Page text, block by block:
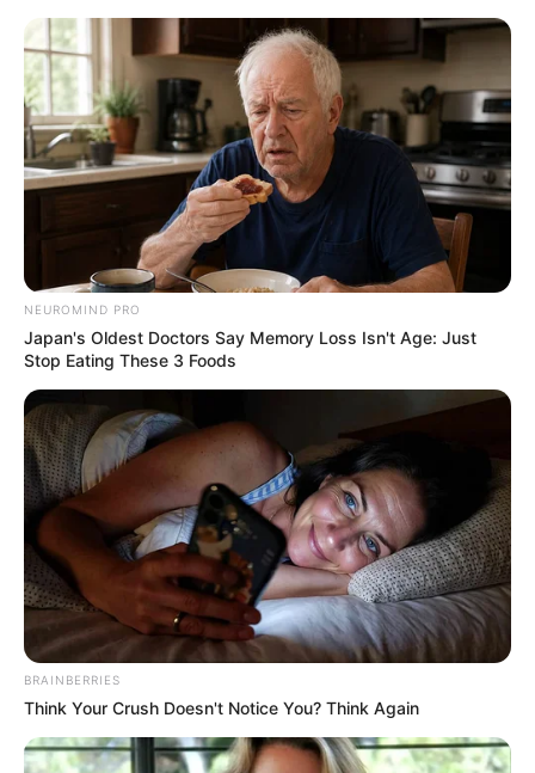
MENU
WIDGETS
QUINTÉ PRIX MAGIC NIGHT
PRONOSTIC 19-05-2025
NEUROMIND PRO
Japan's Oldest Doctors Say Memory Loss Isn't Age: Just
Stop Eating These 3 Foods
BRAINBERRIES
Think Your Crush Doesn't Notice You? Think Again